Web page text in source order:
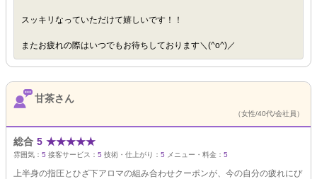
スッキリなっていただけて嬉しいです！！
またお疲れの際はいつでもお待ちしております＼(^o^)／
甘茶さん
（女性/40代/会社員）
総合 5 ★★★★★
雰囲気： 5 接客サービス： 5 技術・仕上がり： 5 メニュー・料金： 5
上半身の指圧とひざ下アロマの組み合わせクーポンが、今の自分の疲れにぴ